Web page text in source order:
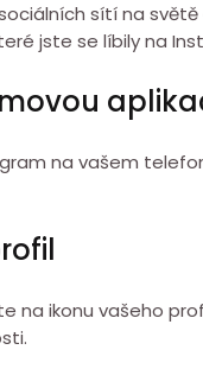
sítí na
jste se líbily na
na vašem
na ikonu vašeho